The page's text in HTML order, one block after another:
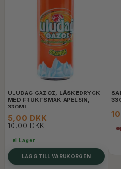
ULUDAG GAZOZ, LÄSKEDRYCK
MED FRUKTSMAK APELSIN,
330ML
5,00 DKK
10,00 DKK
I Lager
LÄGG TILL VARUKORGEN